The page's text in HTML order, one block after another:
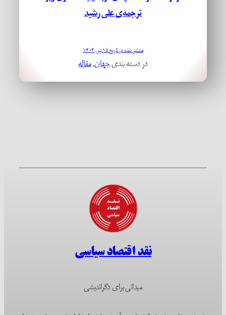
ترجمه‌ی علی رشید
منتشر شده در تاریخ ۱۵ تیر, ۱۴۰۳
در دسته بندیجهان, مقاله
نقد اقتصاد سیاسی
میدانی برای دگراندیشی